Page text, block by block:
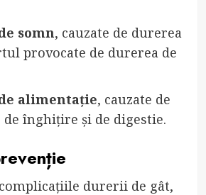
somn, cauzate de durerea
provocate de durerea de
alimentație, cauzate de
înghițire și de digestie.
durerii de gât,